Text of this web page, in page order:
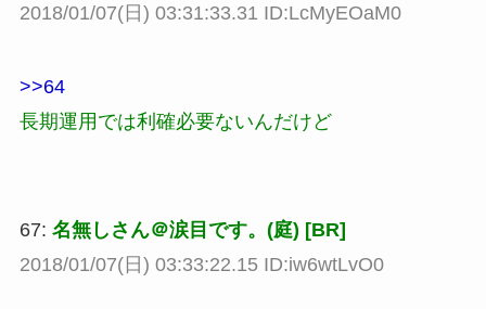
2018/01/07(日) 03:31:33.31 ID:LcMyEOaM0
>>64
長期運用では利確必要ないんだけど
67: 名無しさん＠涙目です。(庭) [BR]
2018/01/07(日) 03:33:22.15 ID:iw6wtLvO0